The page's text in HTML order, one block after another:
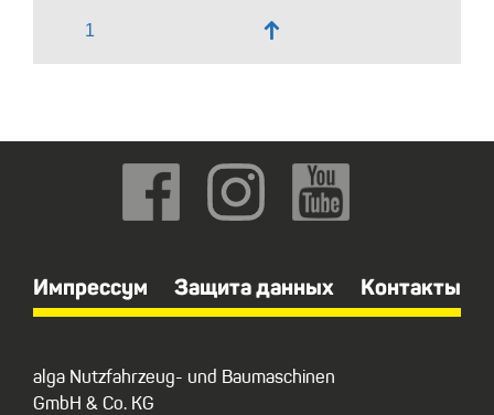
↑
Импрессум Защита данных Контакты
alga Nutzfahrzeug- und Baumaschinen
GmbH & Co. KG